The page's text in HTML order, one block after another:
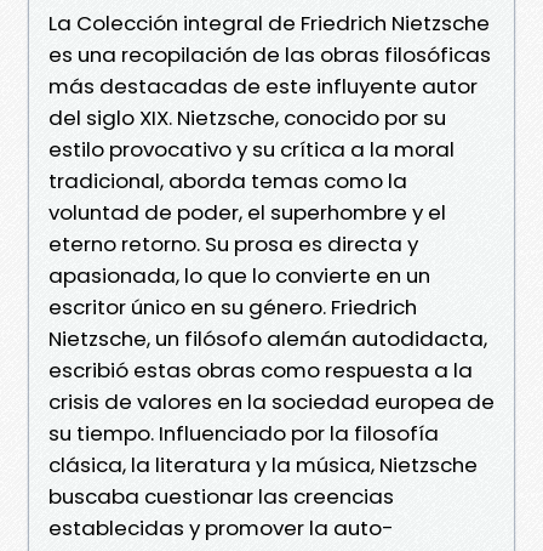
La Colección integral de Friedrich Nietzsche
es una recopilación de las obras filosóficas
más destacadas de este influyente autor
del siglo XIX. Nietzsche, conocido por su
estilo provocativo y su crítica a la moral
tradicional, aborda temas como la
voluntad de poder, el superhombre y el
eterno retorno. Su prosa es directa y
apasionada, lo que lo convierte en un
escritor único en su género. Friedrich
Nietzsche, un filósofo alemán autodidacta,
escribió estas obras como respuesta a la
crisis de valores en la sociedad europea de
su tiempo. Influenciado por la filosofía
clásica, la literatura y la música, Nietzsche
buscaba cuestionar las creencias
establecidas y promover la auto-